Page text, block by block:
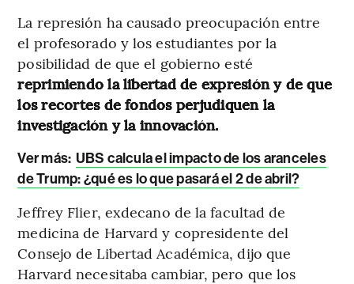
La represión ha causado preocupación entre
el profesorado y los estudiantes por la
posibilidad de que el gobierno esté
reprimiendo la libertad de expresión y de que
los recortes de fondos perjudiquen la
investigación y la innovación.
Ver más: UBS calcula el impacto de los aranceles
de Trump: ¿qué es lo que pasará el 2 de abril?
Jeffrey Flier, exdecano de la facultad de
medicina de Harvard y copresidente del
Consejo de Libertad Académica, dijo que
Harvard necesitaba cambiar, pero que los